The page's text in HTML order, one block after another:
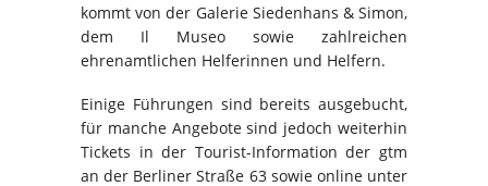
kommt von der Galerie Siedenhans & Simon,
dem Il Museo sowie zahlreichen
ehrenamtlichen Helferinnen und Helfern.
Einige Führungen sind bereits ausgebucht,
für manche Angebote sind jedoch weiterhin
Tickets in der Tourist-Information der gtm
an der Berliner Straße 63 sowie online unter